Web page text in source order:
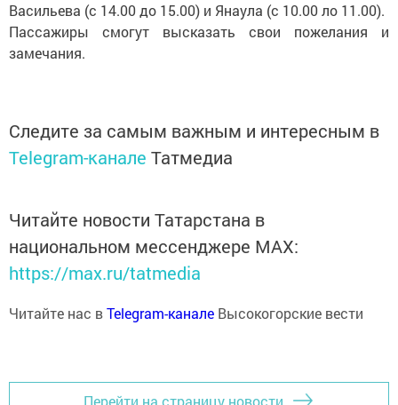
Васильева (с 14.00 до 15.00) и Янаула (с 10.00 ло 11.00).
Пассажиры смогут высказать свои пожелания и
замечания.
Следите за самым важным и интересным в
Telegram-канале Татмедиа
Читайте новости Татарстана в
национальном мессенджере MАХ:
https://max.ru/tatmedia
Читайте нас вTelegram-канале Высокогорские вести
Перейти на страницу новости